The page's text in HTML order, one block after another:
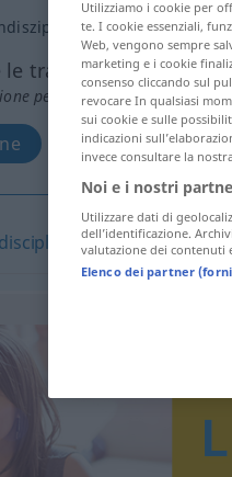
>
le traduzion
per maggiori dettagli)
discipline
Utilizziamo i cookie per
te. I cookie essenziali,
Web, vengono sempre
marketing e i cookie
consenso cliccando sul
revocare In qualsiasi
sui cookie e sulle
indicazioni
invece consultare la
Noi e i nostri
Utilizzare dati di
dell’identificazione.
valutazione dei contenuti
Elenco dei partner